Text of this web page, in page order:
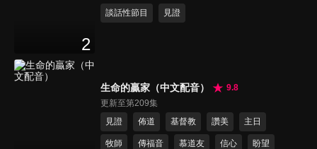
2
談話性節目
見證
生命的贏家（中文配音）
9.8
更新至第209集
見證
佈道 基督教 讚美 主日
牧師 傳福音 慕道友 信心 盼望